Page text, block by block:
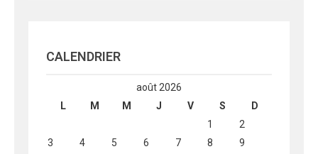
CALENDRIER
août 2026
L
M M J V S
D
1
2
3
4 5 6 7 8
9